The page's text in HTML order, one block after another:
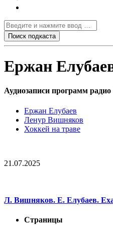
Ержан
Аудиозаписи программ
Ержан Елубаев
Ленур Вишняков
Хоккей на траве
21.07.2025
Л. Вишняков. Е. Елубаев.
Страницы